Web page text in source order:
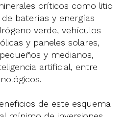
críticos como litio
baterías y energías
verde, vehículos
y paneles solares,
y medianos,
artificial, entre
de este esquema